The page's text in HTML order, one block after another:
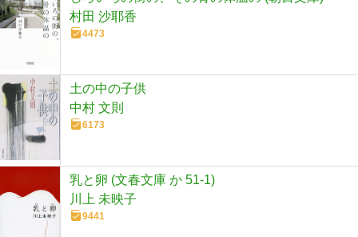
村田 沙耶香
4473
土の中の子供
中村 文則
6173
乳と卵 (文春文庫 か 51-1)
川上 未映子
9441